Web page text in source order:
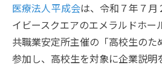
医療法人平成会は、令和７年７
イビースクエアのエメラルドホー
共職業安定所主催の「高校生のた
参加し、高校生を対象に企業説明